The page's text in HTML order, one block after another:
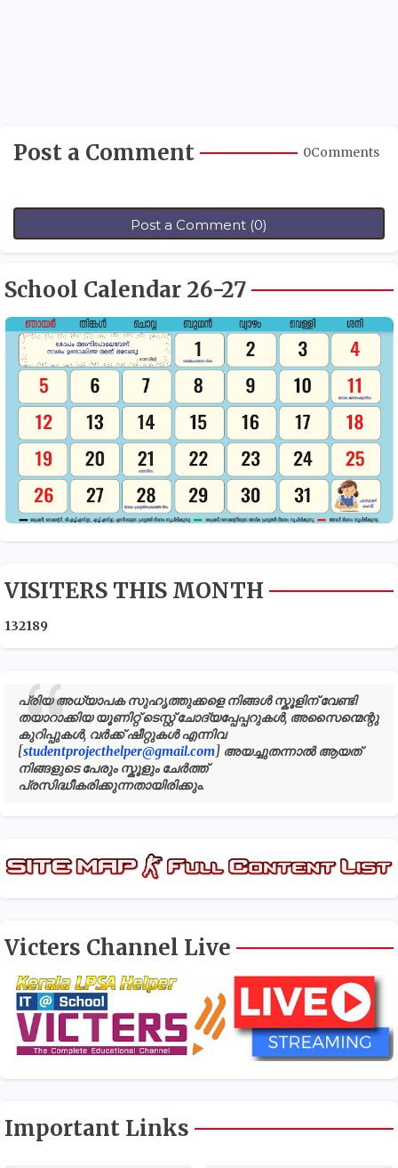
Post a Comment 0Comments
Post a Comment (0)
School Calendar 26-27
VISITERS THIS MONTH
132189
പ്രിയ അധ്യാപക സുഹൃത്തുക്കളെ നിങ്ങൾ സ്കൂളിന് വേണ്ടി
തയാറാക്കിയ യൂണിറ്റ് ടെസ്റ്റ് ചോദ്യപ്പേപ്പറുകൾ, അസൈന്മെന്റു
കുറിപ്പുകൾ, വർക്ക് ഷീറ്റുകൾ എന്നിവ
[studentprojecthelper@gmail.com] അയച്ചുതന്നാൽ ആയത്
നിങ്ങളുടെ പേരും സ്കൂളും ചേർത്ത്
പ്രസിദ്ധീകരിക്കുന്നതായിരിക്കും.
Victers Channel Live
Important Links